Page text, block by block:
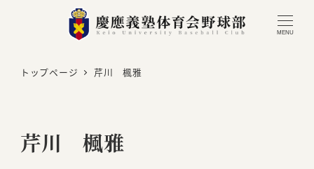
MENU
トップページ 芹川 楓雅
芹川 楓雅